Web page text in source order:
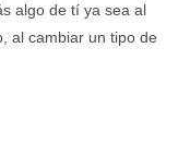
algo de tí ya sea al
al cambiar un tipo de